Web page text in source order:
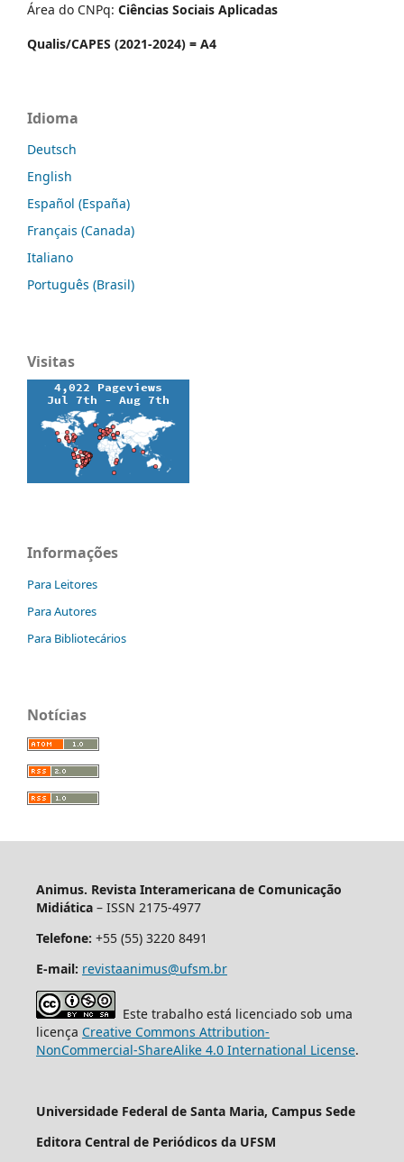
Área do CNPq: Ciências Sociais Aplicadas
Qualis/CAPES (2021-2024) = A4
Idioma
Deutsch
English
Español (España)
Français (Canada)
Italiano
Português (Brasil)
Visitas
Informações
Para Leitores
Para Autores
Para Bibliotecários
Notícias
Animus. Revista Interamericana de Comunicação
Midiática– ISSN 2175-4977
Telefone: +55 (55) 3220 8491
E-mail: revistaanimus@ufsm.br
Este trabalho está licenciado sob uma
licença Creative Commons Attribution-
NonCommercial-ShareAlike 4.0 International License.
Universidade Federal de Santa Maria, Campus Sede
Editora Central de Periódicos da UFSM